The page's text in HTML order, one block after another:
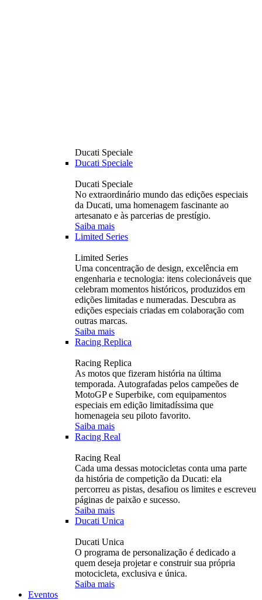
Ducati Speciale
Ducati Speciale
Ducati Speciale
No extraordinário mundo das edições especiais
da Ducati, uma homenagem fascinante ao
artesanato e às parcerias de prestígio.
Saiba mais
Limited Series
Limited Series
Uma concentração de design, excelência em
engenharia e tecnologia: itens colecionáveis ​​que
celebram momentos históricos, produzidos em
edições limitadas e numeradas. Descubra as
edições especiais criadas em colaboração com
outras marcas.
Saiba mais
Racing Replica
Racing Replica
As motos que fizeram história na última
temporada. Autografadas pelos campeões de
MotoGP e Superbike, com equipamentos
especiais em edição limitadíssima que
homenageia seu piloto favorito.
Saiba mais
Racing Real
Racing Real
Cada uma dessas motocicletas conta uma parte
da história de competição da Ducati: ela
percorreu as pistas, desafiou os limites e escreveu
páginas de paixão e sucesso.
Saiba mais
Ducati Unica
Ducati Unica
O programa de personalização é dedicado a
quem deseja projetar e construir sua própria
motocicleta, exclusiva e única.
Saiba mais
Eventos